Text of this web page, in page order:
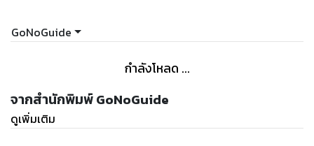
GoNoGuide
กำลังโหลด ...
จากสำนักพิมพ์ GoNoGuide
ดูเพิ่มเติม